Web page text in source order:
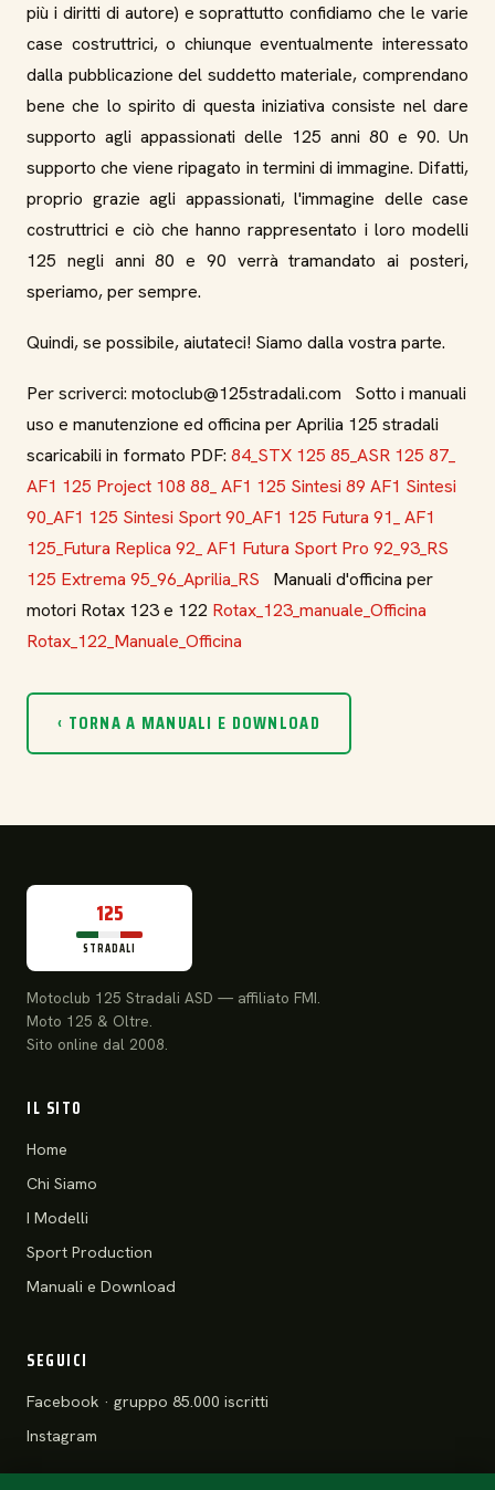
più i diritti di autore) e soprattutto confidiamo che le varie
case costruttrici, o chiunque eventualmente interessato
dalla pubblicazione del suddetto materiale, comprendano
bene che lo spirito di questa iniziativa consiste nel dare
supporto agli appassionati delle 125 anni 80 e 90. Un
supporto che viene ripagato in termini di immagine. Difatti,
proprio grazie agli appassionati, l'immagine delle case
costruttrici e ciò che hanno rappresentato i loro modelli
125 negli anni 80 e 90 verrà tramandato ai posteri,
speriamo, per sempre.
Quindi, se possibile, aiutateci! Siamo dalla vostra parte.
Per scriverci: motoclub@125stradali.com Sotto i manuali
uso e manutenzione ed officina per Aprilia 125 stradali
scaricabili in formato PDF: 84_STX 125 85_ASR 125 87_
AF1 125 Project 108 88_ AF1 125 Sintesi 89 AF1 Sintesi
90_AF1 125 Sintesi Sport90_AF1 125 Futura 91_ AF1
125_Futura Replica 92_ AF1 Futura Sport Pro 92_93_RS
125 Extrema 95_96_Aprilia_RS Manuali d'officina per
motori Rotax 123 e 122 Rotax_123_manuale_Officina
Rotax_122_Manuale_Officina
‹ TORNA A MANUALI E DOWNLOAD
125
STRADALI
Motoclub 125 Stradali ASD — affiliato FMI.
Moto 125 & Oltre.
Sito online dal 2008.
IL SITO
Home
Chi Siamo
I Modelli
Sport Production
Manuali e Download
SEGUICI
Facebook · gruppo 85.000 iscritti
Instagram